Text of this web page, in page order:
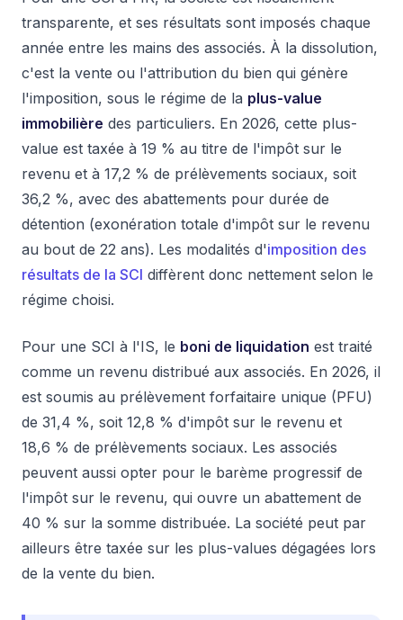
transparente, et ses résultats sont imposés chaque
année entre les mains des associés. À la dissolution,
c'est la vente ou l'attribution du bien qui génère
l'imposition, sous le régime de la plus-value
immobilière des particuliers. En 2026, cette plus-
value est taxée à 19 % au titre de l'impôt sur le
revenu et à 17,2 % de prélèvements sociaux, soit
36,2 %, avec des abattements pour durée de
détention (exonération totale d'impôt sur le revenu
au bout de 22 ans). Les modalités d'imposition des
résultats de la SCI diffèrent donc nettement selon le
régime choisi.
Pour une SCI à l'IS, le boni de liquidation est traité
comme un revenu distribué aux associés. En 2026, il
est soumis au prélèvement forfaitaire unique (PFU)
de 31,4 %, soit 12,8 % d'impôt sur le revenu et
18,6 % de prélèvements sociaux. Les associés
peuvent aussi opter pour le barème progressif de
l'impôt sur le revenu, qui ouvre un abattement de
40 % sur la somme distribuée. La société peut par
ailleurs être taxée sur les plus-values dégagées lors
de la vente du bien.